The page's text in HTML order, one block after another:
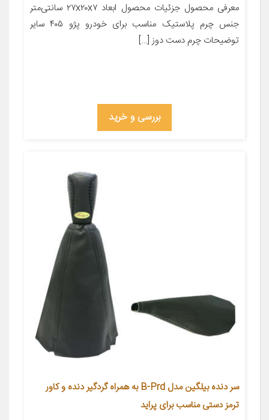
معرفی محصول جزئیات محصول ابعاد ۲۷x۲۰x۷ سانتی‌متر
جنس چرم پلاستیک مناسب برای خودرو پژو ۴۰۵ سایر
توضیحات چرم دست دوز […]
بررسی و خرید
سر دنده بیلگین مدل B-Prd به همراه گردگیر دنده و کاور
ترمز دستی مناسب برای پراید